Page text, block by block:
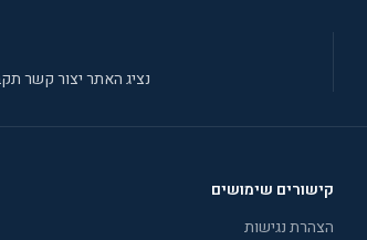
נציג האתר יצור קשר
קישורים שימושים
הצהרת נגישות